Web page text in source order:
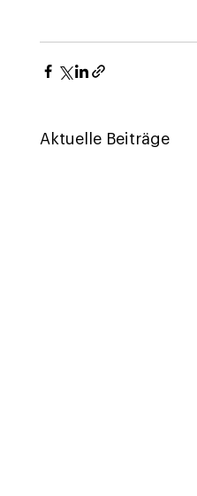
Aktuelle Beiträge